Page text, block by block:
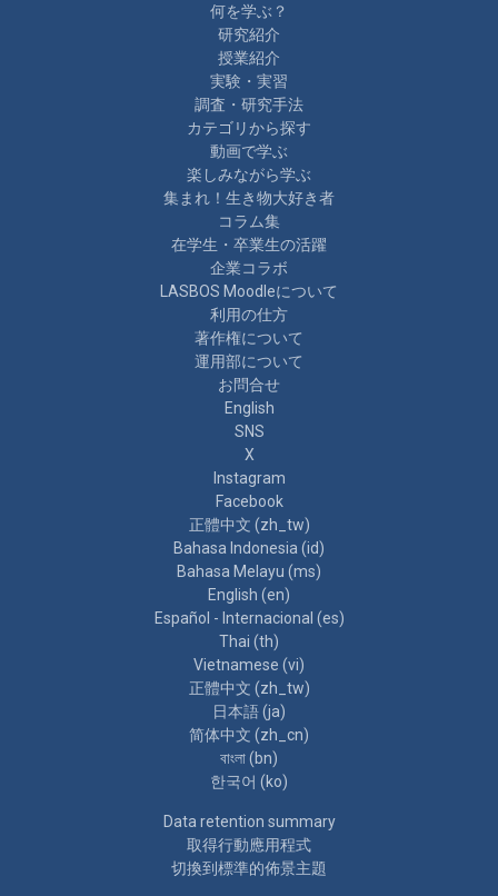
何を学ぶ？
研究紹介
授業紹介
実験・実習
調査・研究手法
カテゴリから探す
動画で学ぶ
楽しみながら学ぶ
集まれ！生き物大好き者
コラム集
在学生・卒業生の活躍
企業コラボ
LASBOS Moodleについて
利用の仕方
著作権について
運用部について
お問合せ
English
SNS
X
Instagram
Facebook
正體中文 ‎(zh_tw)‎
Bahasa Indonesia ‎(id)‎
Bahasa Melayu ‎(ms)‎
English ‎(en)‎
Español - Internacional ‎(es)‎
Thai ‎(th)‎
Vietnamese ‎(vi)‎
正體中文 ‎(zh_tw)‎
日本語 ‎(ja)‎
简体中文 ‎(zh_cn)‎
বাংলা ‎(bn)‎
한국어 ‎(ko)‎
Data retention summary
取得行動應用程式
切換到標準的佈景主題